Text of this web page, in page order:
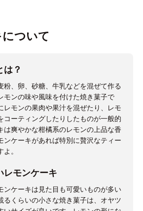
ついて
は？
粉、卵、砂糖、牛乳などを混ぜて作る
モンの味や風味を付けた焼き菓子で
レモンの果肉や果汁を混ぜたり、レモ
コーティングしたりしたものが一般的
は爽やかな柑橘系のレモンの上品な香
ンケーキがあれば特別に贅沢なティー
。
レモンケーキ
ンケーキは見た目も可愛いものが多い
るくらいの小さな焼き菓子は、オヤツ